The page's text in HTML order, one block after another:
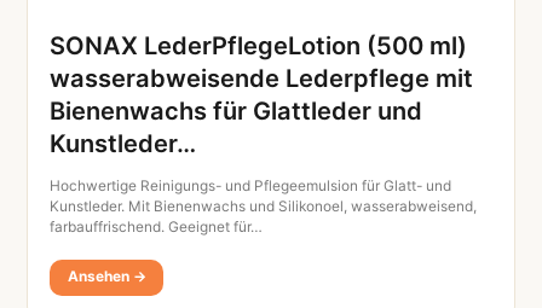
SONAX LederPflegeLotion (500 ml)
wasserabweisende Lederpflege mit
Bienenwachs für Glattleder und
Kunstleder…
Hochwertige Reinigungs- und Pflegeemulsion für Glatt- und
Kunstleder. Mit Bienenwachs und Silikonoel, wasserabweisend,
farbauffrischend. Geeignet für…
Ansehen →